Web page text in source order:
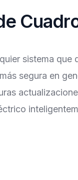
sistema
segura en